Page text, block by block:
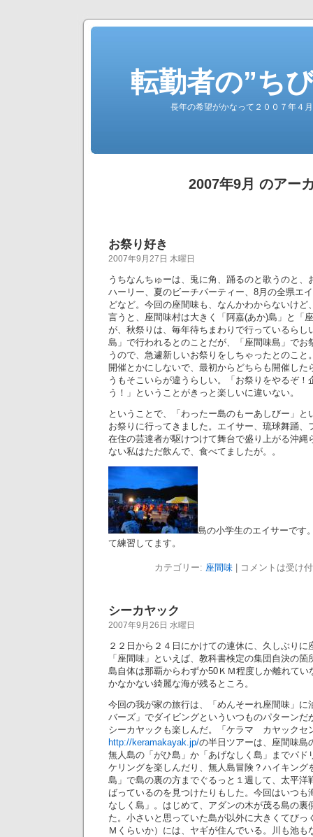
転勤者の”ち
長年の希望がかなって２００７年４
2007年9月 のアー
お祭り好き
2007年9月27日 木曜日
うちなんちゅーは、兎に角、踊るのと歌うのと、
ハーリー、夏のビーチパーティー、8月の全県エ
どなど。今回の座間味も、なんかわからないけど
言うと、座間味村は大きく「阿嘉(あか)島」と「
が、秋祭りは、毎年待ちまわりで行っているらし
島」で行われるとのことだが、「座間味島」でお
うので、急遽新しいお祭りをしちゃったとのこと
開催とかにしないで、最初からどちらも開催した
うもそこいらが違うらしい。「お祭りをやるぞ！
う！」ということがきっと楽しいに違いない。
ということで、「わったー島のもーあしびー」と
お祭りに行ってきました。エイサー、琉球舞踊、
在住の芸達者が駆けつけて舞台で盛り上がる沖縄
ない私はただ飲んで、食べてましたが。。
島の小学生のエイサーです
て練習してます。
カテゴリー: 座間味 コメントは受け
シーカヤック
2007年9月26日 水曜日
２２日から２４日にかけての連休に、久しぶりに
「座間味」といえば、教科書検定の集団自決の
島自体は那覇からわずか50ＫＭ程度しか離れて
かなかない綺麗な海が残るところ。
今回の我が家の旅行は、「めんそーれ座間味」に
バーズ」でダイビングといういつものパターンだ
シーカヤックも楽しんだ。「ケラマ カヤックセ
http://keramakayak.jp/の半日ツアーは、座間味島
無人島の「がひ島」か「あげなしく島」までパド
ケリングを楽しんだり、無人島冒険？ハイキング
島」で島の裏の方までぐるっと１週して、太平洋
ばっているのを見つけたりもした。今回はいつも
なしく島」。はじめて、アダンの木が茂る島の裏
た。小さいと思っていた島が以外に大きくてびっ
Ｍくらいか）には、ヤギが住んでいる。川も池も